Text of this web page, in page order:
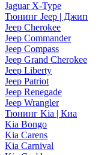
Jaguar X-Type
Тюнинг Jeep | Джип
Jeep Cherokee
Jeep Commander
Jeep Compass
Jeep Grand Cherokee
Jeep Liberty
Jeep Patriot
Jeep Renegade
Jeep Wrangler
Тюнинг Kia | Киа
Kia Bongo
Kia Carens
Kia Carnival